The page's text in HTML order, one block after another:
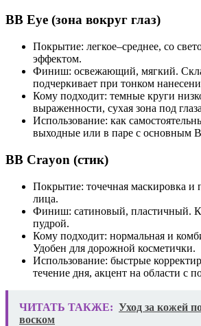
BB Eye (зона вокруг глаз)
Покрытие: легкое–среднее, со
эффектом.
Финиш: освежающий, мягкий.
подчеркивает при тонком
Кому подходит: темные круги
выраженности, сухая зона под
Использование: как
выходные или в паре с основным
BB Crayon (стик)
Покрытие: точечная маскировка и
лица.
Финиш: сатиновый, пластичный.
пудрой.
Кому подходит: нормальная и
Удобен для дорожной косметички.
Использование: быстрые
течение дня, акцент на области с
ЧИТАТЬ ТАКЖЕ: Уход за кожей
воском